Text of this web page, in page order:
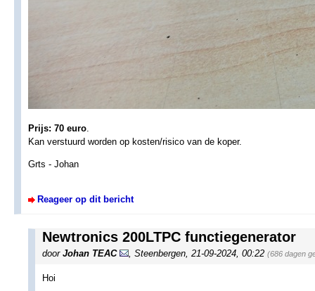
Prijs: 70 euro.
Kan verstuurd worden op kosten/risico van de koper.
Grts - Johan
Reageer op dit bericht
Newtronics 200LTPC functiegenerator
door Johan TEAC , Steenbergen, 21-09-2024, 00:22 (686 dagen
Hoi